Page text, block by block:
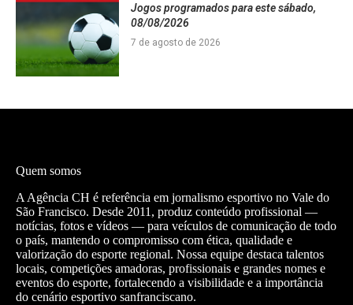
Jogos programados para este sábado,
08/08/2026
7 de agosto de 2026
Quem somos
A Agência CH é referência em jornalismo esportivo no Vale do
São Francisco. Desde 2011, produz conteúdo profissional —
notícias, fotos e vídeos — para veículos de comunicação de todo
o país, mantendo o compromisso com ética, qualidade e
valorização do esporte regional. Nossa equipe destaca talentos
locais, competições amadoras, profissionais e grandes nomes e
eventos do esporte, fortalecendo a visibilidade e a importância
do cenário esportivo sanfranciscano.